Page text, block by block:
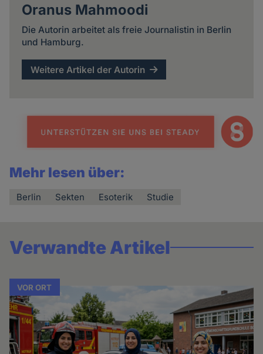
Oranus Mahmoodi
Die Autorin arbeitet als freie Journalistin in Berlin
und Hamburg.
Weitere Artikel der Autorin
Mehr lesen über:
Berlin Sekten Esoterik Studie
Verwandte Artikel
VOR ORT